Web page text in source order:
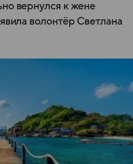
вернулся к жене
волонтёр Светлана